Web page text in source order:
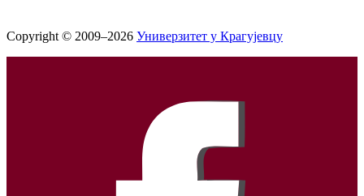
Copyright © 2009–2026 Универзитет у Крагујевцу